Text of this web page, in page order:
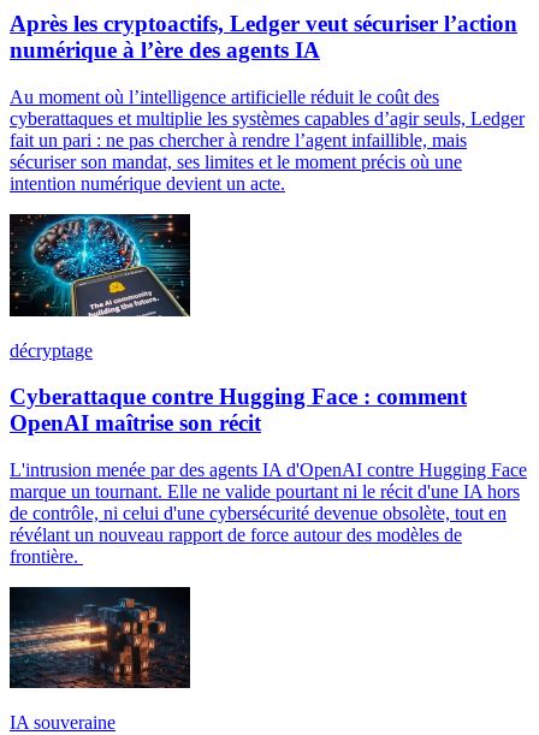
Après les cryptoactifs, Ledger veut sécuriser l’action
numérique à l’ère des agents IA
Au moment où l’intelligence artificielle réduit le coût des
cyberattaques et multiplie les systèmes capables d’agir seuls, Ledger
fait un pari : ne pas chercher à rendre l’agent infaillible, mais
sécuriser son mandat, ses limites et le moment précis où une
intention numérique devient un acte.
décryptage
Cyberattaque contre Hugging Face : comment
OpenAI maîtrise son récit
L'intrusion menée par des agents IA d'OpenAI contre Hugging Face
marque un tournant. Elle ne valide pourtant ni le récit d'une IA hors
de contrôle, ni celui d'une cybersécurité devenue obsolète, tout en
révélant un nouveau rapport de force autour des modèles de
frontière.
IA souveraine